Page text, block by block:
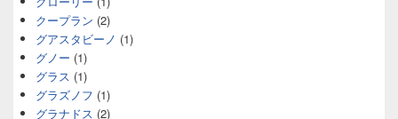
クープラン (2)
グアスタビーノ (1)
グノー (1)
グラス (1)
グラズノフ (1)
グラナドス (2)